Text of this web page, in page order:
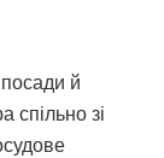
й
спільно зі